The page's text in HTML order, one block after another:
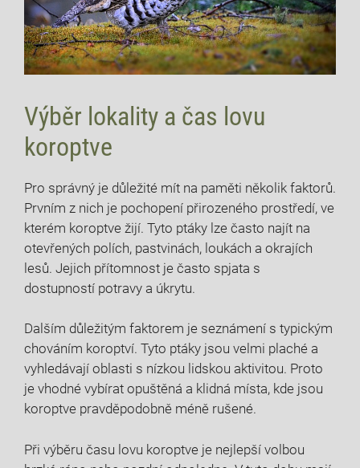
Výběr lokality ‌a čas lovu⁢
koroptve
Pro správný je důležité mít na paměti ⁣několik faktorů.
Prvním z nich je pochopení přirozeného ‍prostředí, ve
kterém ‌koroptve⁤ žijí. Tyto ptáky lze ⁤často najít na
otevřených ⁢polích,​ pastvinách, loukách a ‌okrajích
‍lesů. Jejich přítomnost je často spjata⁤ s
dostupností potravy a úkrytu.
Dalším důležitým faktorem​ je seznámení⁣ s typickým
chováním koroptví. Tyto‌ ptáky jsou ⁢velmi plaché a
vyhledávají oblasti s nízkou lidskou aktivitou. Proto
⁢je vhodné vybírat⁢ opuštěná a‍ klidná místa,⁢ kde ⁣jsou
⁣koroptve pravděpodobně⁤ méně rušené.
Při výběru‌ času lovu koroptve je nejlepší volbou